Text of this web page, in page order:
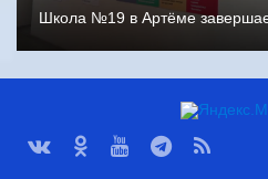
Школа №19 в Артёме